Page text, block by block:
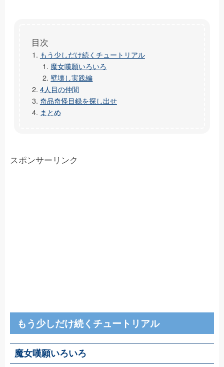
もう少しだけ続くチュートリアル
魔女嘆願いろいろ
壁壊し実践編
4人目の仲間
奇品奇怪目録を探し出せ
まとめ
スポンサーリンク
もう少しだけ続くチュートリアル
魔女嘆願いろいろ